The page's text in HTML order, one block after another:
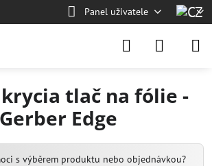
Panel uživatele
tlač na fólie -
Gerber Edge
s výběrem produktu nebo objednávkou?